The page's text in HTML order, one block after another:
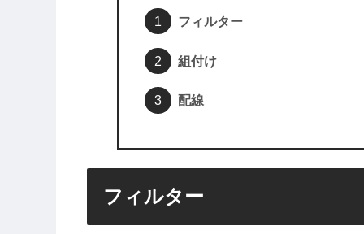
フィルター
組付け
配線
フィルター